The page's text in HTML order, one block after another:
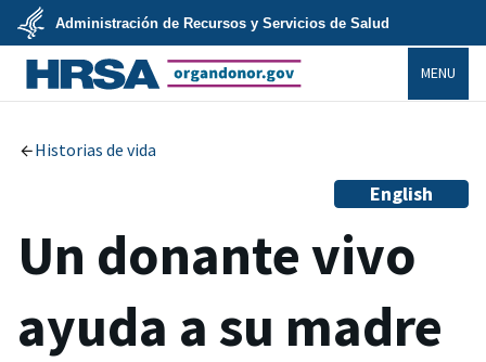
Skip
main
content
U.S.
Department
of
Health
Services
Administración de Recursos y Servicios de Salud
MENU
Historias de vida
English
Un donante vivo
ayuda a su madre